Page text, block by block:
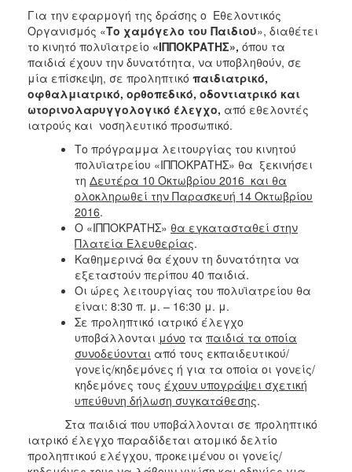
Για την εφαρμογή της δράσης ο Εθελοντικός
Οργανισμός «Το χαμόγελο του Παιδιού», διαθέτει
το κινητό πολυϊατρείο «ΙΠΠΟΚΡΑΤΗΣ», όπου τα
παιδιά έχουν την δυνατότητα, να υποβληθούν, σε
μία επίσκεψη, σε προληπτικό παιδιατρικό,
οφθαλμιατρικό, ορθοπεδικό, οδοντιατρικό και
ωτορινολαρυγγολογικό έλεγχο, από εθελοντές
ιατρούς και νοσηλευτικό προσωπικό.
Το πρόγραμμα λειτουργίας του κινητού
πολυϊατρείου «ΙΠΠΟΚΡΑΤΗΣ» θα ξεκινήσει
τη Δευτέρα 10 Οκτωβρίου 2016 και θα
ολοκληρωθεί την Παρασκευή 14 Οκτωβρίου
2016.
Ο «ΙΠΠΟΚΡΑΤΗΣ» θα εγκατασταθεί στην
Πλατεία Ελευθερίας.
Καθημερινά θα έχουν τη δυνατότητα να
εξεταστούν περίπου 40 παιδιά.
Οι ώρες λειτουργίας του πολυϊατρείου θα
είναι: 8:30 π. μ. – 16:30 μ. μ.
Σε προληπτικό ιατρικό έλεγχο
υποβάλλονται μόνο τα παιδιά τα οποία
συνοδεύονται από τους εκπαιδευτικού/
γονείς/κηδεμόνες ή για τα οποία οι γονείς/
κηδεμόνες τους έχουν υπογράψει σχετική
υπεύθυνη δήλωση συγκατάθεσης.
Στα παιδιά που υποβάλλονται σε προληπτικό
ιατρικό έλεγχο παραδίδεται ατομικό δελτίο
προληπτικού ελέγχου, προκειμένου οι γονείς/